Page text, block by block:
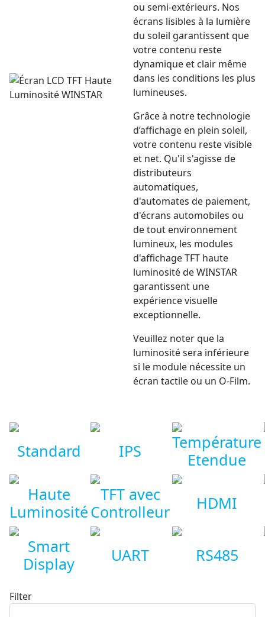
ou semi-extérieurs. Nos
écrans lisibles à la lumière
du soleil garantissent que
votre contenu reste
dynamique et clair même
dans les conditions les plus
lumineuses.
Grâce à notre technologie
d’affichage en plein soleil,
votre contenu reste visible
et net. Qu'il s'agisse de
distributeurs
automatiques,
d'automates de paiement,
d'écrans automobiles ou
de tout environnement
lumineux, les modules
d'affichage TFT haute
luminosité de WINSTAR
garantissent une
expérience visuelle
exceptionnelle.
Veuillez noter que la
luminosité sera inférieure
si le module nécessite un
écran tactile ou un O-Film.
Standard IPS
Température
Etendue
Haute
Luminosité
TFT avec
Controlleur
HDMI
Smart
Display
UART RS485
Filter